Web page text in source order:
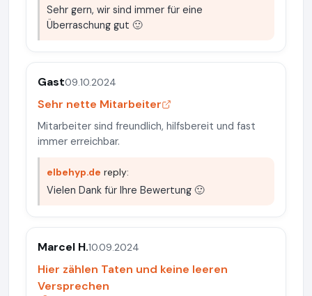
Sehr gern, wir sind immer für eine
Überraschung gut 🙂
Gast09.10.2024
Sehr nette Mitarbeiter
Mitarbeiter sind freundlich, hilfsbereit und fast
immer erreichbar.
elbehyp.de reply:
Vielen Dank für Ihre Bewertung 🙂
Marcel H.10.09.2024
Hier zählen Taten und keine leeren
Versprechen